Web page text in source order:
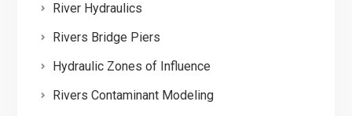
River Hydraulics
Rivers Bridge Piers
Hydraulic Zones of Influence
Rivers Contaminant Modeling